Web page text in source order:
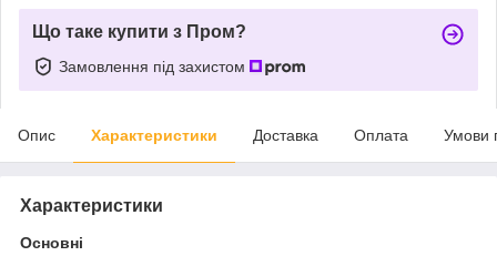
Що таке купити з Пром?
Замовлення під захистом
Опис Характеристики Доставка Оплата Умови
Характеристики
Основні